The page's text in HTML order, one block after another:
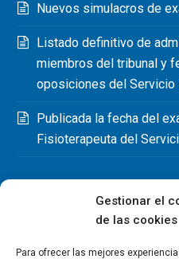
Gestionar el
de las cookies
Para ofrecer las mejores
Nuevos simulacros de
Listado definitivo de
miembros del tribunal y
oposiciones del Servicio
Publicada la fecha del
Fisioterapeuta del